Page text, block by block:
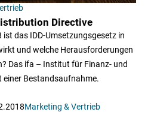
Directive
das IDD-Umsetzungsgesetz in
und welche Herausforderungen
Das ifa – Institut für Finanz- und
Bestandsaufnahme.
Marketing & Vertrieb